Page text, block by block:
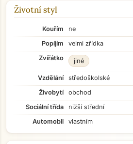
Životní styl
Kouřím
ne
Popíjím
velmi zřídka
Zvířátko
jiné
Vzdělání
středoškolské
Živobytí
obchod
Sociální třída
nižší střední
Automobil
vlastním